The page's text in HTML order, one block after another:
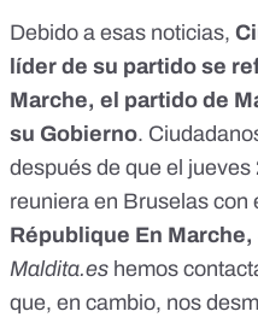
Debido a esas noticias,
líder de su partido se
Marche, el partido de
su Gobierno.
después de que el
reuniera en Bruselas con
République En
Maldita.es hemos
que, en cambio, nos